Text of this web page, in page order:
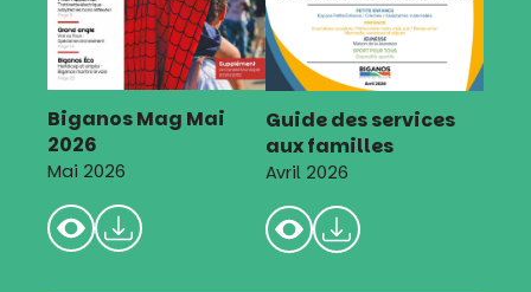
Biganos Mag Mai
2026
Mai 2026
Guide des services
aux familles
Avril 2026